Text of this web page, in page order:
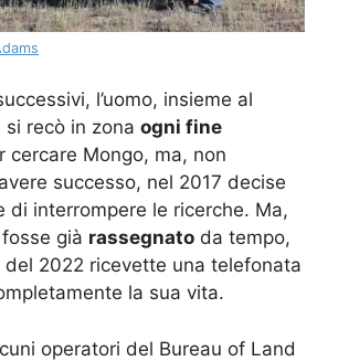
l’uomo, insieme al
recò in zona ogni fine
cercare Mongo, ma, non
successo, nel 2017 decise
di interrompere le ricerche. Ma,
già rassegnato da tempo,
2022 ricevette una telefonata
la sua vita.
operatori del Bureau of Land